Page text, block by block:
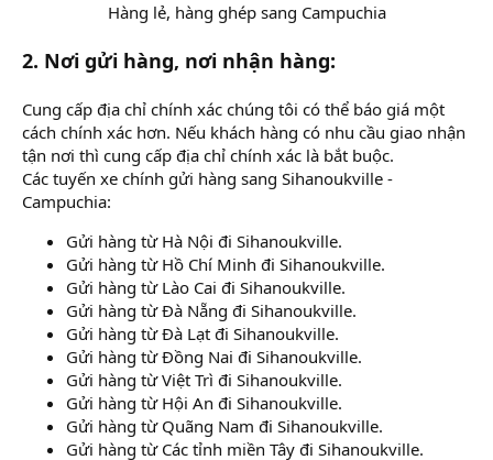
Hàng lẻ, hàng ghép sang Campuchia​
2. Nơi gửi hàng, nơi nhận hàng:
Cung cấp địa chỉ chính xác chúng tôi có thể báo giá một
cách chính xác hơn. Nếu khách hàng có nhu cầu giao nhận
tận nơi thì cung cấp địa chỉ chính xác là bắt buộc.
Các tuyến xe chính gửi hàng sang Sihanoukville -
Campuchia:
Gửi hàng từ Hà Nội đi Sihanoukville.
Gửi hàng từ Hồ Chí Minh đi Sihanoukville.
Gửi hàng từ Lào Cai đi Sihanoukville.
Gửi hàng từ Đà Nẵng đi Sihanoukville.
Gửi hàng từ Đà Lạt đi Sihanoukville.
Gửi hàng từ Đồng Nai đi Sihanoukville.
Gửi hàng từ Việt Trì đi Sihanoukville.
Gửi hàng từ Hội An đi Sihanoukville.
Gửi hàng từ Quãng Nam đi Sihanoukville.
Gửi hàng từ Các tỉnh miền Tây đi Sihanoukville.